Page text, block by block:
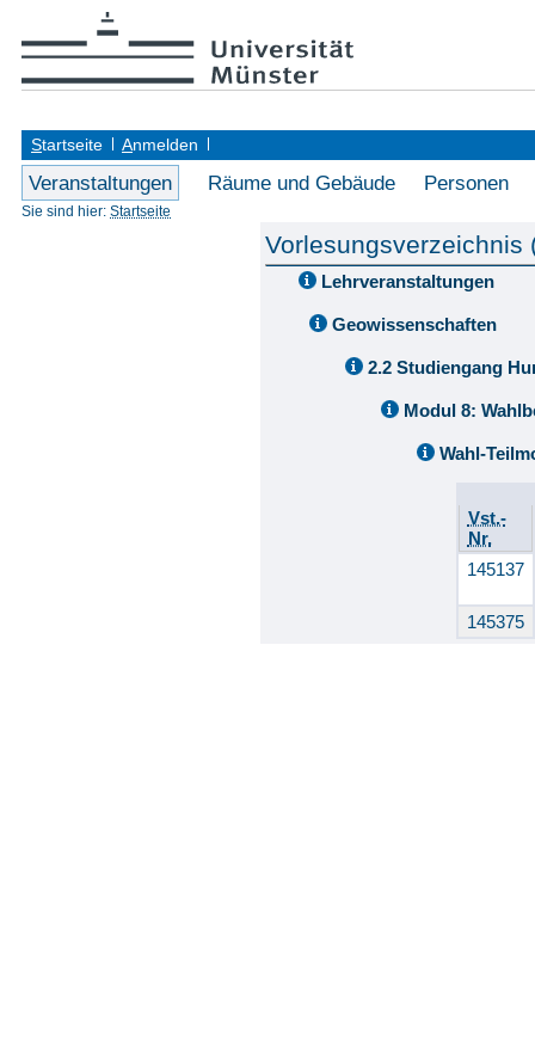
Startseite Anmelden
Veranstaltungen Räume und Gebäude Personen
Sie sind hier: Startseite
Vorlesungsverzeichnis
Lehrveranstaltungen
Geowissenschaften
2.2 Studiengang
Modul 8:
Wahl-
Vst.-
Nr.
145137
145375